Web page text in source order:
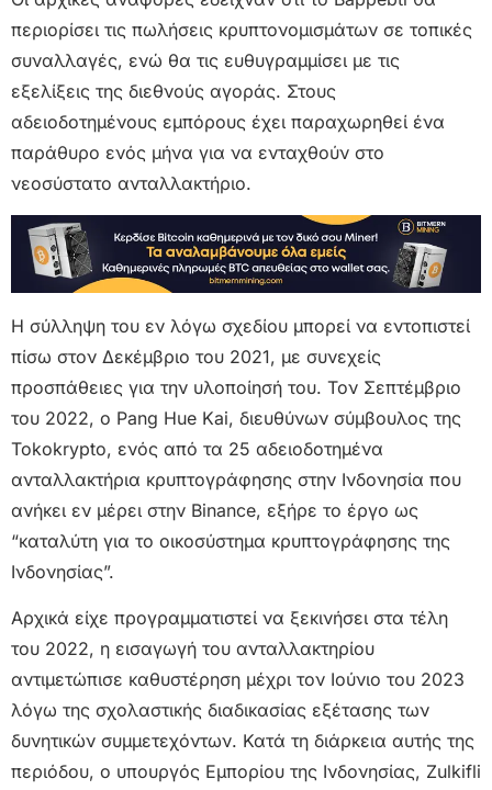
περιορίσει τις πωλήσεις κρυπτονομισμάτων σε τοπικές
συναλλαγές, ενώ θα τις ευθυγραμμίσει με τις
εξελίξεις της διεθνούς αγοράς. Στους
αδειοδοτημένους εμπόρους έχει παραχωρηθεί ένα
παράθυρο ενός μήνα για να ενταχθούν στο
νεοσύστατο ανταλλακτήριο.
Η σύλληψη του εν λόγω σχεδίου μπορεί να εντοπιστεί
πίσω στον Δεκέμβριο του 2021, με συνεχείς
προσπάθειες για την υλοποίησή του. Τον Σεπτέμβριο
του 2022, ο Pang Hue Kai, διευθύνων σύμβουλος της
Tokokrypto, ενός από τα 25 αδειοδοτημένα
ανταλλακτήρια κρυπτογράφησης στην Ινδονησία που
ανήκει εν μέρει στην Binance, εξήρε το έργο ως
“καταλύτη για το οικοσύστημα κρυπτογράφησης της
Ινδονησίας”.
Αρχικά είχε προγραμματιστεί να ξεκινήσει στα τέλη
του 2022, η εισαγωγή του ανταλλακτηρίου
αντιμετώπισε καθυστέρηση μέχρι τον Ιούνιο του 2023
λόγω της σχολαστικής διαδικασίας εξέτασης των
δυνητικών συμμετεχόντων. Κατά τη διάρκεια αυτής της
περιόδου, ο υπουργός Εμπορίου της Ινδονησίας, Zulkifli